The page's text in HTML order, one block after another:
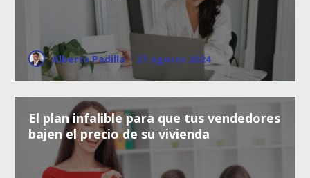
Alberto Padilla · 27 agosto 2024
El plan infalible para que tus vendedores
bajen el precio de su vivienda